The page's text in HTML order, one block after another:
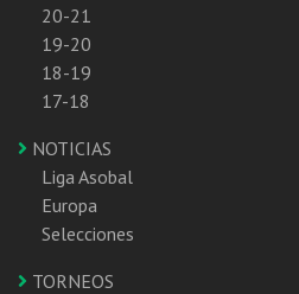
20-21
19-20
18-19
17-18
NOTICIAS
Liga Asobal
Europa
Selecciones
TORNEOS